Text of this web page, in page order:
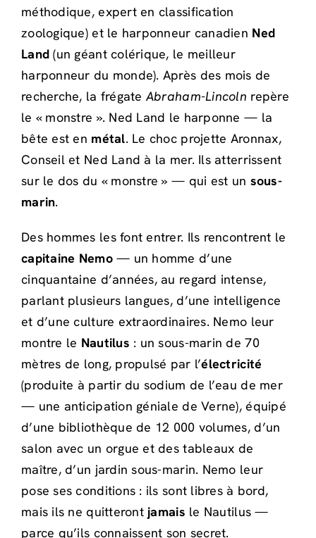
méthodique, expert en classification
zoologique) et le harponneur canadien Ned
Land (un géant colérique, le meilleur
harponneur du monde). Après des mois de
recherche, la frégateAbraham-Lincoln repère
le « monstre ». Ned Land le harponne — la
bête est en métal. Le choc projette Aronnax,
Conseil et Ned Land à la mer. Ils atterrissent
sur le dos du « monstre » — qui est un sous-
marin.
Des hommes les font entrer. Ils rencontrent le
capitaine Nemo— un homme d’une
cinquantaine d’années, au regard intense,
parlant plusieurs langues, d’une intelligence
et d’une culture extraordinaires. Nemo leur
montre le Nautilus : un sous-marin de 70
mètres de long, propulsé par l’électricité
(produite à partir du sodium de l’eau de mer
— une anticipation géniale de Verne), équipé
d’une bibliothèque de 12 000 volumes, d’un
salon avec un orgue et des tableaux de
maître, d’un jardin sous-marin. Nemo leur
pose ses conditions : ils sont libres à bord,
mais ils ne quitteront jamais le Nautilus —
parce qu’ils connaissent son secret.